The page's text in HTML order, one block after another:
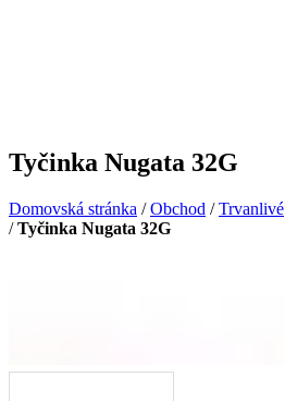
Tyčinka Nugata 32G
Domovská stránka /Obchod /Trvanlivé
/Tyčinka Nugata 32G